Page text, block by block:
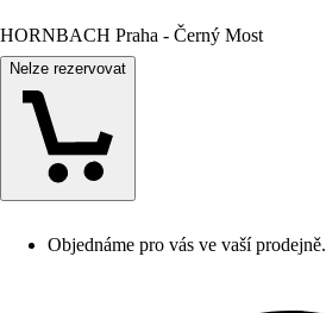
HORNBACH Praha - Černý Most
Nelze rezervovat
Objednáme pro vás ve vaší prodejně.